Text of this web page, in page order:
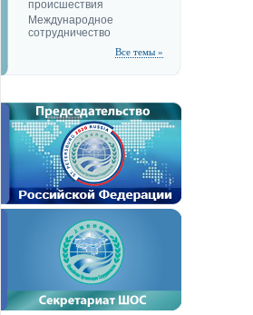
происшествия
Международное
сотрудничество
Все темы »